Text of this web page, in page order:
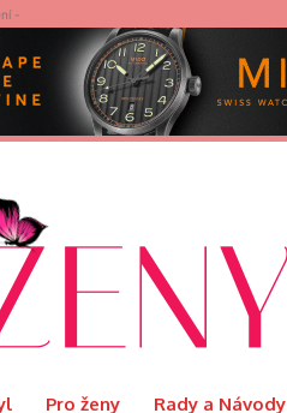
-
Pro ženy Rady a Návody